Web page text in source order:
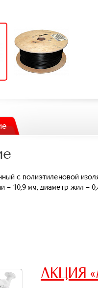
с полиэтиленовой
= 10,9 мм, диаметр жил =
АКЦИЯ